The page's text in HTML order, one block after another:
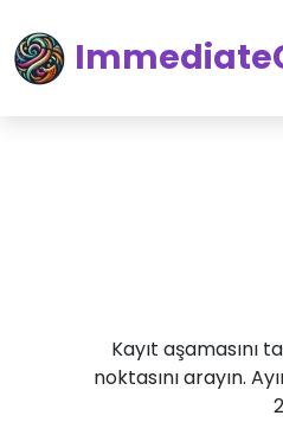
Kayıt aşamasını
noktasını arayın.